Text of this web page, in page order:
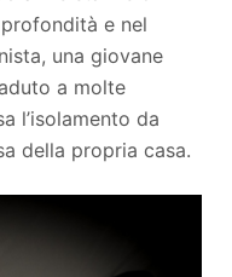
e nel
una giovane
a molte
l’isolamento da
della propria casa.